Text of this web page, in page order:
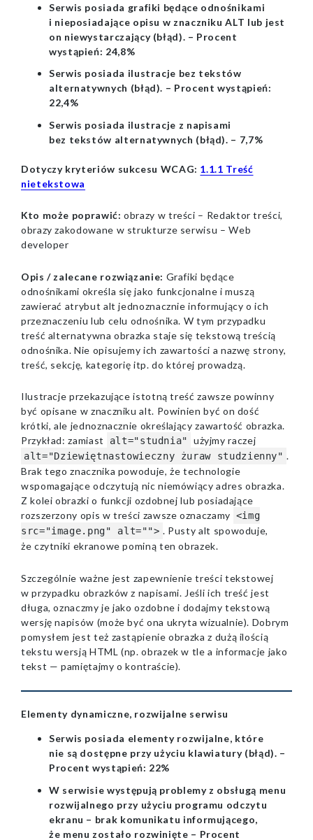
Serwis posiada grafiki będące odnośnikami
i nieposiadające opisu w znaczniku ALT lub jest
on niewystarczający (błąd). – Procent
wystąpień: 24,8%
Serwis posiada ilustracje bez tekstów
alternatywnych (błąd). – Procent wystąpień:
22,4%
Serwis posiada ilustracje z napisami
bez tekstów alternatywnych (błąd). – 7,7%
Dotyczy kryteriów sukcesu WCAG: 1.1.1 Treść
nietekstowa
Kto może poprawić: obrazy w treści – Redaktor treści,
obrazy zakodowane w strukturze serwisu – Web
developer
Opis / zalecane rozwiązanie: Grafiki będące
odnośnikami określa się jako funkcjonalne i muszą
zawierać atrybut alt jednoznacznie informujący o ich
przeznaczeniu lub celu odnośnika. W tym przypadku
treść alternatywna obrazka staje się tekstową treścią
odnośnika. Nie opisujemy ich zawartości a nazwę strony,
treść, sekcję, kategorię itp. do której prowadzą.
Ilustracje przekazujące istotną treść zawsze powinny
być opisane w znaczniku alt. Powinien być on dość
krótki, ale jednoznacznie określający zawartość obrazka.
Przykład: zamiast
alt="studnia" użyjmy raczej
alt="Dziewiętnastowieczny żuraw studzienny" .
Brak tego znacznika powoduje, że technologie
wspomagające odczytują nic niemówiący adres obrazka.
Z kolei obrazki o funkcji ozdobnej lub posiadające
rozszerzony opis w treści zawsze oznaczamy <img
src="image.png" alt=""> . Pusty alt spowoduje,
że czytniki ekranowe pominą ten obrazek.
Szczególnie ważne jest zapewnienie treści tekstowej
w przypadku obrazków z napisami. Jeśli ich treść jest
długa, oznaczmy je jako ozdobne i dodajmy tekstową
wersję napisów (może być ona ukryta wizualnie). Dobrym
pomysłem jest też zastąpienie obrazka z dużą ilością
tekstu wersją HTML (np. obrazek w tle a informacje jako
tekst — pamiętajmy o kontraście).
Elementy dynamiczne, rozwijalne serwisu
Serwis posiada elementy rozwijalne, które
nie są dostępne przy użyciu klawiatury (błąd). –
Procent wystąpień: 22%
W serwisie występują problemy z obsługą menu
rozwijalnego przy użyciu programu odczytu
ekranu – brak komunikatu informującego,
że menu zostało rozwinięte – Procent